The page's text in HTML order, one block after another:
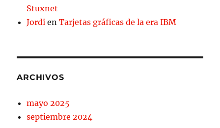
Stuxnet
Jordi enTarjetas gráficas de la era IBM
ARCHIVOS
mayo 2025
septiembre 2024